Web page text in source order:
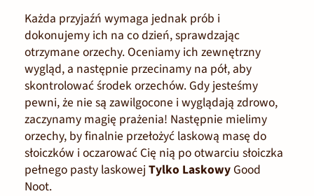
Każda przyjaźń wymaga jednak prób i
dokonujemy ich na co dzień, sprawdzając
otrzymane orzechy. Oceniamy ich zewnętrzny
wygląd, a następnie przecinamy na pół, aby
skontrolować środek orzechów. Gdy jesteśmy
pewni, że nie są zawilgocone i wyglądają zdrowo,
zaczynamy magię prażenia! Następnie mielimy
orzechy, by finalnie przełożyć laskową masę do
słoiczków i oczarować Cię nią po otwarciu słoiczka
pełnego pasty laskowej Tylko Laskowy Good
Noot.